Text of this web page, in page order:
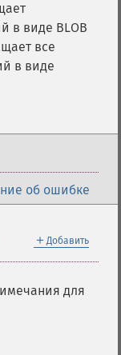
в виде BLOB
все
в виде
об ошибке
＋ Добавить
для